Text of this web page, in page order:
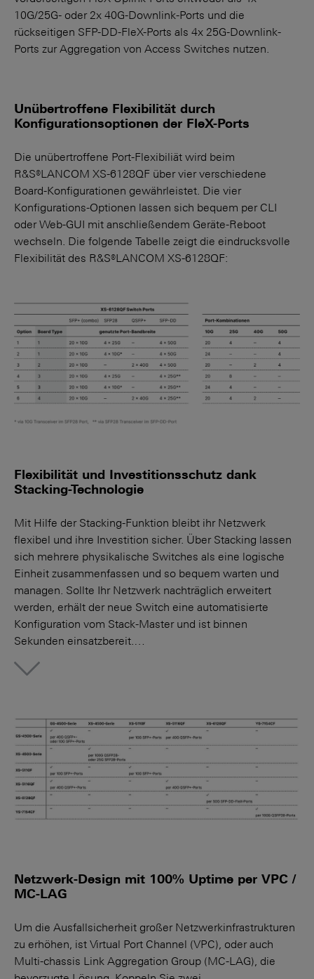
10G/25G- oder 2x 40G-Downlink-Ports und die
rückseitigen SFP-DD-FleX-Ports als 4x 25G-Downlink-
Ports zur Aggregation von Access Switches nutzen.
Unübertroffene Flexibilität durch
Konfigurationsoptionen der FleX-Ports
Die unübertroffene Port-Flexibiliät wird beim
R&S®LANCOM XS-6128QF über vier verschiedene
Board-Konfigurationen gewährleistet. Die vier
Konfigurations-Optionen lassen sich bequem per CLI
oder Web-GUI mit anschließendem Geräte-Reboot
wechseln. Die folgende Tabelle zeigt die eindrucksvolle
Flexibilität des R&S®LANCOM XS-6128QF:
Flexibilität und Investitionsschutz dank
Stacking-Technologie
Mit Hilfe der Stacking-Funktion bleibt ihr Netzwerk
flexibel und ihre Investition sicher. Über Stacking lassen
sich mehrere physikalische Switches als eine logische
Einheit zusammenfassen und so bequem warten und
managen. Sollte Ihr Netzwerk nachträglich erweitert
werden, erhält der neue Switch eine auto­matisierte
Konfiguration vom Stack-Master und ist binnen
Sekunden einsatzbereit.…
More
Netzwerk-Design mit 100% Uptime per VPC /
MC-LAG
Um die Ausfallsicherheit großer Netzwerkinfrastrukturen
zu erhöhen, ist Virtual Port Channel (VPC), oder auch
Multi-chassis Link Aggregation Group (MC-LAG), die